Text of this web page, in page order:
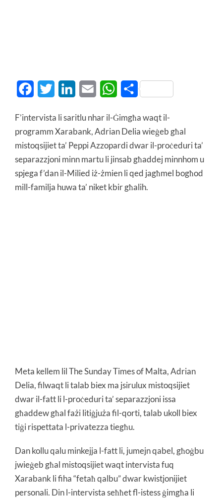
FacebookTwitter LinkedInEmail WhatsApp
Share
F’intervista li saritlu nhar il-Ġimgħa waqt il-
programm Xarabank, Adrian Delia wieġeb għal
mistoqsijiet ta’ Peppi Azzopardi dwar il-proċeduri ta’
separazzjoni minn martu li jinsab għaddej minnhom u
spjega f’dan il-Milied iż-żmien li qed jagħmel bogħod
mill-familja huwa ta’ niket kbir għalih.
Meta kellem lil The Sunday Times of Malta, Adrian
Delia, filwaqt li talab biex ma jsirulux mistoqsijiet
dwar il-fatt li l-proċeduri ta’ separazzjoni issa
għaddew għal fażi litiġjuża fil-qorti, talab ukoll biex
tiġi rispettata l-privatezza tiegħu.
Dan kollu qalu minkejja l-fatt li, jumejn qabel, għoġbu
jwieġeb għal mistoqsijiet waqt intervista fuq
Xarabank li fiha “fetaħ qalbu” dwar kwistjonijiet
personali. Din l-intervista seħħet fl-istess ġimgħa li